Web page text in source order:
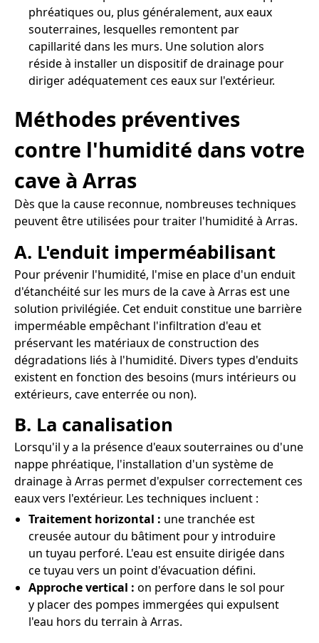
phréatiques ou, plus généralement, aux eaux
souterraines, lesquelles remontent par
capillarité dans les murs. Une solution alors
réside à installer un dispositif de drainage pour
diriger adéquatement ces eaux sur l'extérieur.
Méthodes préventives
contre l'humidité dans votre
cave à Arras
Dès que la cause reconnue, nombreuses techniques
peuvent être utilisées pour traiter l'humidité à Arras.
A. L'enduit imperméabilisant
Pour prévenir l'humidité, l'mise en place d'un enduit
d'étanchéité sur les murs de la cave à Arras est une
solution privilégiée. Cet enduit constitue une barrière
imperméable empêchant l'infiltration d'eau et
préservant les matériaux de construction des
dégradations liés à l'humidité. Divers types d'enduits
existent en fonction des besoins (murs intérieurs ou
extérieurs, cave enterrée ou non).
B. La canalisation
Lorsqu'il y a la présence d'eaux souterraines ou d'une
nappe phréatique, l'installation d'un système de
drainage à Arras permet d'expulser correctement ces
eaux vers l'extérieur. Les techniques incluent :
Traitement horizontal : une tranchée est
creusée autour du bâtiment pour y introduire
un tuyau perforé. L'eau est ensuite dirigée dans
ce tuyau vers un point d'évacuation défini.
Approche vertical : on perfore dans le sol pour
y placer des pompes immergées qui expulsent
l'eau hors du terrain à Arras.